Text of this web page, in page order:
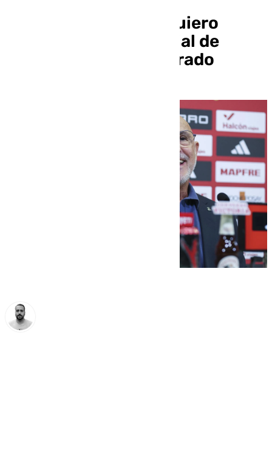
Luis de la Fuente: «Quiero
seguir hasta el Mundial de
2030, me siento valorado